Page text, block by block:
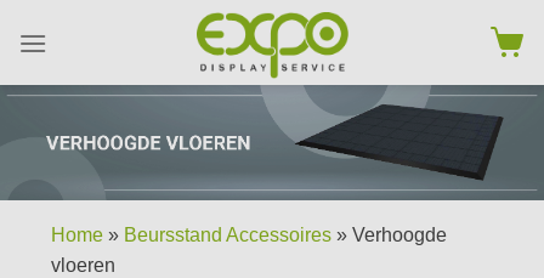
Home » Beursstand Accessoires » Verhoogde
vloeren